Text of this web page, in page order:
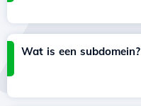
Wat is een subdomein?